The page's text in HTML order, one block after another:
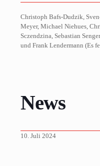
Christoph Bafs-Dudzik,
Meyer, Michael Niehues,
Sczendzina, Sebastian
und Frank Lendermann (Es
News
10. Juli 2024